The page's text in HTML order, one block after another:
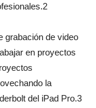
grabación de video
en proyectos
la
del iPad Pro.3